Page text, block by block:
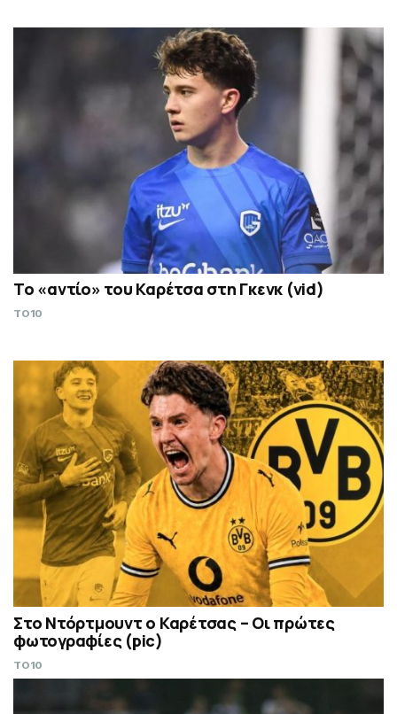
Το «αντίο» του Καρέτσα στη Γκενκ (vid)
TO10
Στο Ντόρτμουντ ο Καρέτσας – Οι πρώτες
φωτογραφίες (pic)
TO10